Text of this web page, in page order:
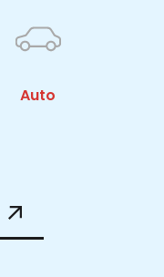
Auto